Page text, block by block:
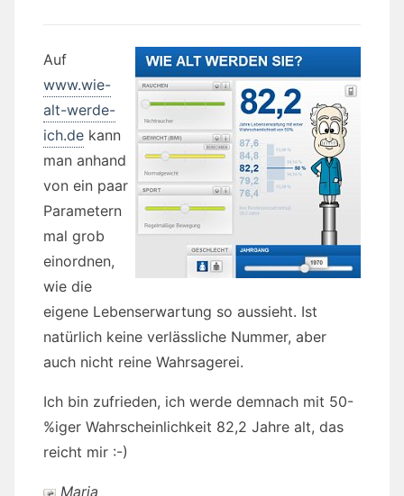
Auf
www.wie-
alt-werde-
ich.de kann
man anhand
von ein paar
Parametern
mal grob
einordnen,
wie die
eigene Lebenserwartung so aussieht. Ist
natürlich keine verlässliche Nummer, aber
auch nicht reine Wahrsagerei.
Ich bin zufrieden, ich werde demnach mit 50-
%iger Wahrscheinlichkeit 82,2 Jahre alt, das
reicht mir :-)
Maria